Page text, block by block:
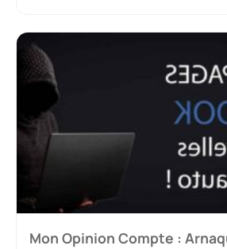
Mon Opinion Compte :